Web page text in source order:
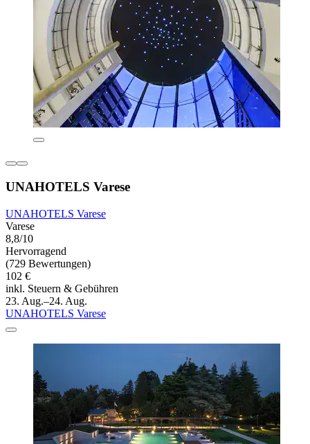
UNAHOTELS Varese
UNAHOTELS Varese
Varese
8,8/10
Hervorragend
(729 Bewertungen)
102 €
inkl. Steuern & Gebühren
23. Aug.–24. Aug.
UNAHOTELS Varese